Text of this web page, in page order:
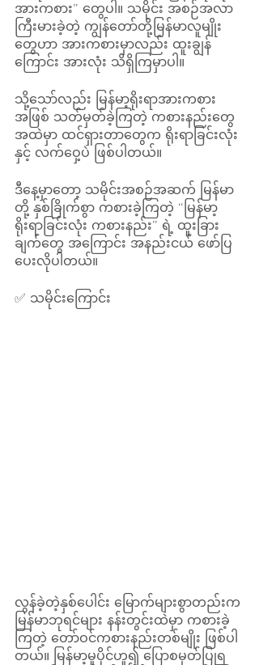
အားကစား” တွေပါ။ သမိုင်း အစဉ်အလာ
ကြီးမားခဲ့တဲ့ ကျွန်တော်တို့မြန်မာလူမျိုး
တွေဟာ အားကစားမှာလည်း ထူးချွန်
ကြောင်း အားလုံး သိရှိကြမှာပါ။
သို့သော်လည်း မြန်မာ့ရိုးရာအားကစား
အဖြစ် သတ်မှတ်ခဲ့ကြတဲ့ ကစားနည်းတွေ
အထဲမှာ ထင်ရှားတာတွေက ရိုးရာခြင်းလုံး
နှင့် လက်ဝှေ့ပဲ ဖြစ်ပါတယ်။
ဒီနေ့မှာတော့ သမိုင်းအစဉ်အဆက် မြန်မာ
တို့ နှစ်ခြိုက်စွာ ကစားခဲ့ကြတဲ့ “မြန်မာ့
ရိုးရာခြင်းလုံး ကစားနည်း” ရဲ့ ထူးခြား
ချက်တွေ အကြောင်း အနည်းငယ် ဖော်ပြ
ပေးလိုပါတယ်။
✅ သမိုင်းကြောင်း
လွန်ခဲ့တဲ့နှစ်ပေါင်း မြောက်များစွာတည်းက
မြန်မာဘုရင်များ နန်းတွင်းထဲမှာ ကစားခဲ့
ကြတဲ့ တော်ဝင်ကစားနည်းတစ်မျိုး ဖြစ်ပါ
တယ်။ မြန်မာ့မူပိုင်ဟူ၍ ပြောစမှတ်ပြုရ